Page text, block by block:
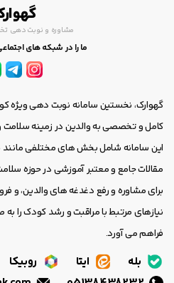
مشاوره و نوبت دهی
ما را در شبکه های
گهوارک، نخستین سامانه نوبت دهی ویژه
کامل و تخصصی به والدین در زمینه
این سامانه شامل بخش های مختلفی
مقالات جامع و معتبر آموزشی در حوزه
برای مشاوره و رفع دغدغه های والدین، و
نیازهای مرتبط با مراقبت و رشد کودک را
فراهم می آورد.
بله ایتا روبیکا